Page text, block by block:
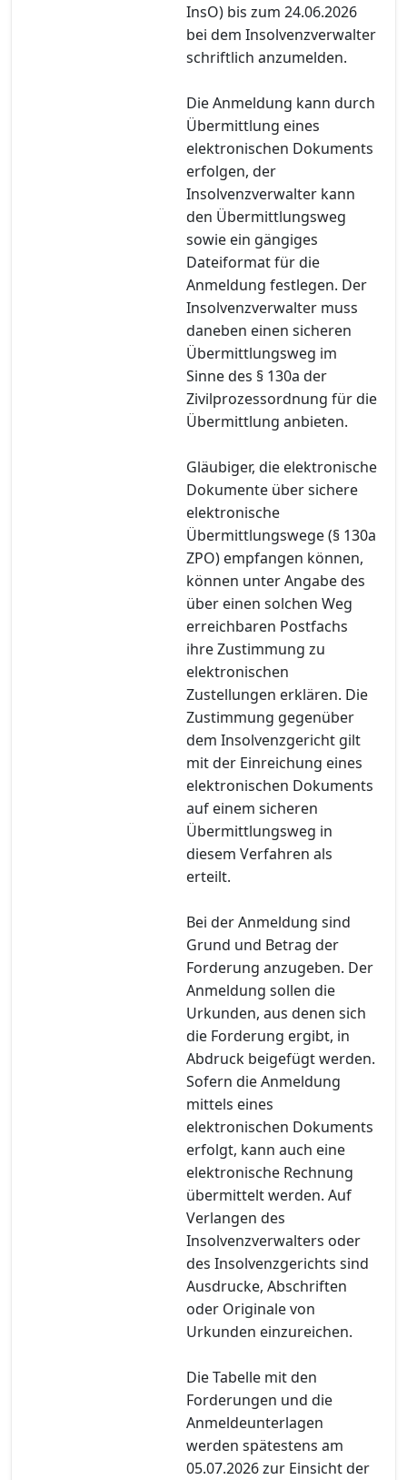
InsO) bis zum 24.06.2026
bei dem Insolvenzverwalter
schriftlich anzumelden.
Die Anmeldung kann durch
Übermittlung eines
elektronischen Dokuments
erfolgen, der
Insolvenzverwalter kann
den Übermittlungsweg
sowie ein gängiges
Dateiformat für die
Anmeldung festlegen. Der
Insolvenzverwalter muss
daneben einen sicheren
Übermittlungsweg im
Sinne des § 130a der
Zivilprozessordnung für die
Übermittlung anbieten.
Gläubiger, die elektronische
Dokumente über sichere
elektronische
Übermittlungswege (§ 130a
ZPO) empfangen können,
können unter Angabe des
über einen solchen Weg
erreichbaren Postfachs
ihre Zustimmung zu
elektronischen
Zustellungen erklären. Die
Zustimmung gegenüber
dem Insolvenzgericht gilt
mit der Einreichung eines
elektronischen Dokuments
auf einem sicheren
Übermittlungsweg in
diesem Verfahren als
erteilt.
Bei der Anmeldung sind
Grund und Betrag der
Forderung anzugeben. Der
Anmeldung sollen die
Urkunden, aus denen sich
die Forderung ergibt, in
Abdruck beigefügt werden.
Sofern die Anmeldung
mittels eines
elektronischen Dokuments
erfolgt, kann auch eine
elektronische Rechnung
übermittelt werden. Auf
Verlangen des
Insolvenzverwalters oder
des Insolvenzgerichts sind
Ausdrucke, Abschriften
oder Originale von
Urkunden einzureichen.
Die Tabelle mit den
Forderungen und die
Anmeldeunterlagen
werden spätestens am
05.07.2026 zur Einsicht der